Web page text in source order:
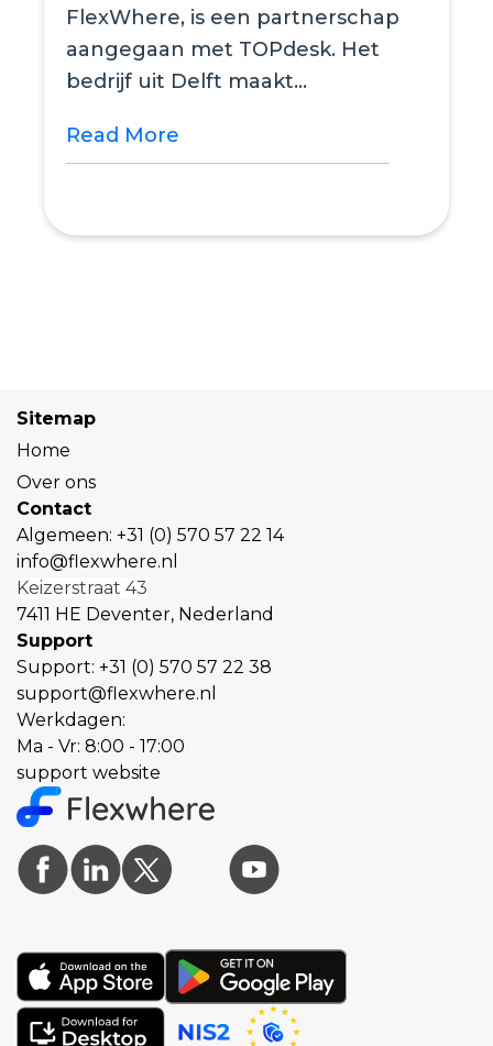
ook via het Web gedaan
worden.Dit geldt zowel voor het
reserveren van een werkplek als
Read More
Sitemap
Home
Over ons
Contact
Algemeen: +31 (0) 570 57 22 14
info@flexwhere.nl
Keizerstraat 43
7411 HE Deventer, Nederland
Support
Support: +31 (0) 570 57 22 38
support@flexwhere.nl
Werkdagen:
Ma - Vr: 8:00 - 17:00
support website